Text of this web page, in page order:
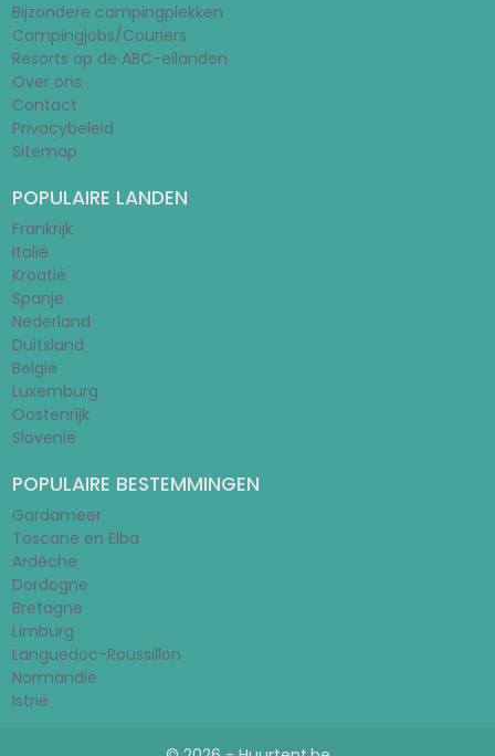
Bijzondere campingplekken
Campingjobs/Couriers
Resorts op de ABC-eilanden
Over ons
Contact
Privacybeleid
Sitemap
POPULAIRE LANDEN
Frankrijk
Italië
Kroatië
Spanje
Nederland
Duitsland
België
Luxemburg
Oostenrijk
Slovenië
POPULAIRE BESTEMMINGEN
Gardameer
Toscane en Elba
Ardèche
Dordogne
Bretagne
Limburg
Languedoc-Roussillon
Normandië
Istrië